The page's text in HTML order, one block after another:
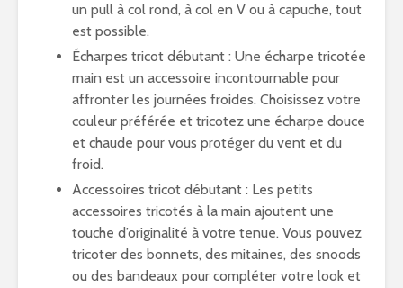
un pull à col rond, à col en V ou à capuche, tout
est possible.
Écharpes tricot débutant : Une écharpe tricotée
main est un accessoire incontournable pour
affronter les journées froides. Choisissez votre
couleur préférée et tricotez une écharpe douce
et chaude pour vous protéger du vent et du
froid.
Accessoires tricot débutant : Les petits
accessoires tricotés à la main ajoutent une
touche d’originalité à votre tenue. Vous pouvez
tricoter des bonnets, des mitaines, des snoods
ou des bandeaux pour compléter votre look et